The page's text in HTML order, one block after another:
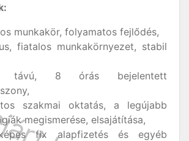
munkakör, folyamatos fejlődés,
fiatalos munkakörnyezet, stabil
távú, 8 órás bejelentett
szakmai oktatás, a legújabb
megismerése, elsajátítása,
fix alapfizetés és egyéb